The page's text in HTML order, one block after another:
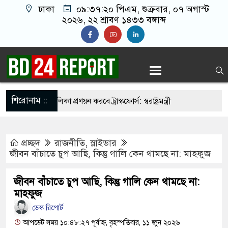
ঢাকা ০৯:৩৭:২১ পিএম, শুক্রবার, ০৭ অগাস্ট
২০২৬, ২২ শ্রাবণ ১৪৩৩ বঙ্গাব্দ
শিরোনাম ::তালিকা প্রণয়ন করবে ট্রাস্কফোর্স: স্বরাষ্ট্রমন্ত্রী
থেকে খুলে ফেলা হচ্ছে মাইক, শুভেন্দু বলছেন-
প্রচ্ছদ রাজনীতি,স্লাইডার
জীবন বাঁচাতে চুপ আছি, কিন্তু গালি কেন থামছে না: মাহফুজ
জীবন বাঁচাতে চুপ আছি, কিন্তু গালি কেন থামছে না:
মাহফুজ
ডেস্ক রিপোর্ট
আপডেট সময় ১০:৪৮:২৭ পূর্বাহ্ন, বৃহস্পতিবার, ১১ জুন ২০২৬